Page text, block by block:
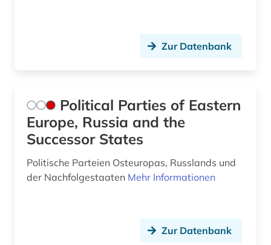
Zur Datenbank
Political Parties of Eastern
Europe, Russia and the
Successor States
Politische Parteien Osteuropas, Russlands und
der Nachfolgestaaten Mehr Informationen
Zur Datenbank